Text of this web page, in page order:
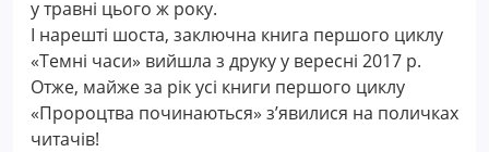
у травні цього ж року.
І нарешті шоста, заключна книга першого циклу
«Темні часи» вийшла з друку у вересні 2017 р.
Отже, майже за рік усі книги першого циклу
«Пророцтва починаються» з’явилися на поличках
читачів!